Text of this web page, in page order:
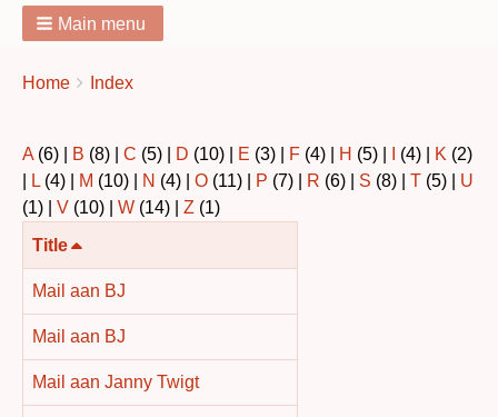
Main menu
Breadcrumbs
You
Home Index
A (6) B (8) C (5) D (10) E (3) F (4) H (5) (4) K (2)
L (4) M (10) N (4) O (11) P (7) R (6) S (8) T (5)
U
(1)
V (10) W (14) Z (1)
TitleAflopend
sorteren
Mail aan BJ
Mail aan BJ
Mail aan Janny Twigt